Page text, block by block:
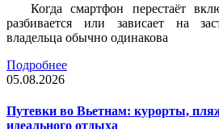
Когда смартфон перестаёт
разбивается или зависает на
владельца обычно одинакова
Подробнее
05.08.2026
Путевки во Вьетнам: курорты,
идеального отдыха